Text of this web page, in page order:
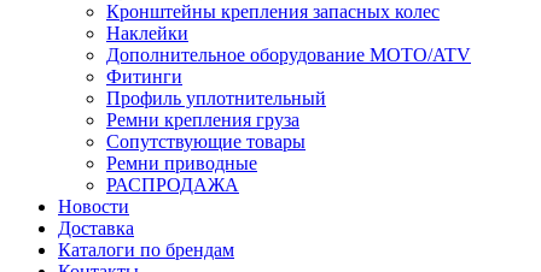
Кронштейны крепления запасных колес
Наклейки
Дополнительное оборудование MOTO/ATV
Фитинги
Профиль уплотнительный
Ремни крепления груза
Сопутствующие товары
Ремни приводные
РАСПРОДАЖА
Новости
Доставка
Каталоги по брендам